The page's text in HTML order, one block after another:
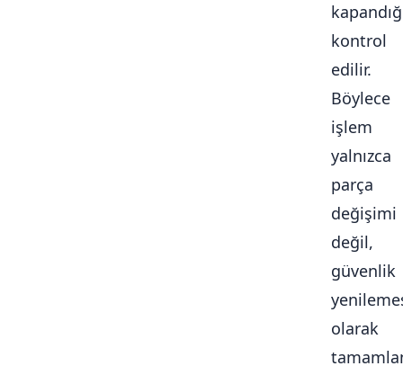
kontrol
edilir.
Böylece
işlem
yalnızca
parça
değişimi
değil,
güvenlik
olarak